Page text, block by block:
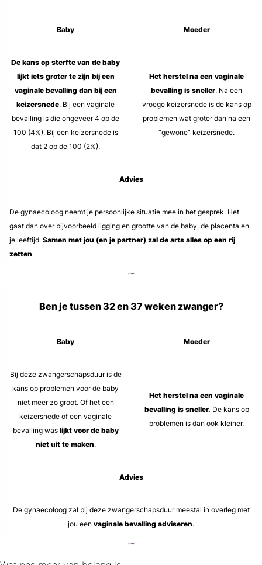
Baby Moeder
De kans op sterfte van de baby
lijkt iets groter te zijn bij een
vaginale bevalling dan bij een
keizersnede. Bij een vaginale
bevalling is die ongeveer 4 op de
100 (4%). Bij een keizersnede is
dat 2 op de 100 (2%).
Het herstel na een vaginale
bevalling is sneller. Na een
vroege keizersnede is de kans op
problemen wat groter dan na een
“gewone” keizersnede.
Advies
De gynaecoloog neemt je persoonlijke situatie mee in het gesprek. Het
gaat dan over bijvoorbeeld ligging en grootte van de baby, de placenta en
je leeftijd. Samen met jou (en je partner) zal de arts alles op een rij
zetten.
∼
Ben je tussen 32 en 37 weken zwanger?
Baby Moeder
Bij deze zwangerschapsduur is de
kans op problemen voor de baby
niet meer zo groot. Of het een
keizersnede of een vaginale
bevalling was lijkt voor de baby
niet uit te maken.
Het herstel na een vaginale
bevalling is sneller. De kans op
problemen is dan ook kleiner.
Advies
De gynaecoloog zal bij deze zwangerschapsduur meestal in overleg met
jou een vaginale bevalling adviseren.
∼